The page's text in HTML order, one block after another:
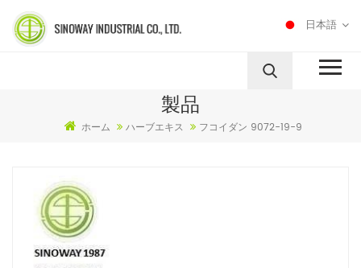
日本語
製品
ホーム ハーブエキス フコイダン 9072-19-9